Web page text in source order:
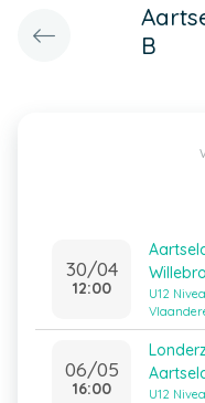
B
30/04
12:00
U12
06/05
16:00
U12